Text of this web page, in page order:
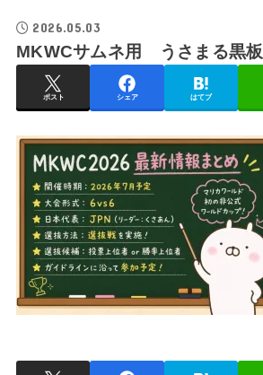
2026.05.03
MKWCサムネ用 うさまる黒板
ポスト シェア はてブ